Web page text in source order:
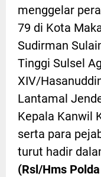
menggelar
79 di Kota
Sudirman
Tinggi Sulsel
XIV/
Lantamal
Kepala Kanwil
serta para
turut hadir
(Rsl/Hms